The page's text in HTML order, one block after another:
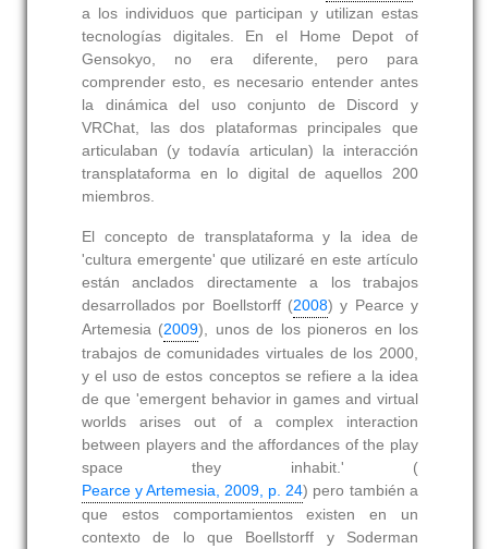
a los individuos que participan y utilizan estas
tecnologías digitales. En el Home Depot of
Gensokyo, no era diferente, pero para
comprender esto, es necesario entender antes
la dinámica del uso conjunto de Discord y
VRChat, las dos plataformas principales que
articulaban (y todavía articulan) la interacción
transplataforma en lo digital de aquellos 200
miembros.
El concepto de transplataforma y la idea de
'cultura emergente' que utilizaré en este artículo
están anclados directamente a los trabajos
desarrollados por Boellstorff (2008) y Pearce y
Artemesia (2009), unos de los pioneros en los
trabajos de comunidades virtuales de los 2000,
y el uso de estos conceptos se refiere a la idea
de que 'emergent behavior in games and virtual
worlds arises out of a complex interaction
between players and the affordances of the play
space they inhabit.' (
Pearce y Artemesia, 2009, p. 24) pero también a
que estos comportamientos existen en un
contexto de lo que Boellstorff y Soderman